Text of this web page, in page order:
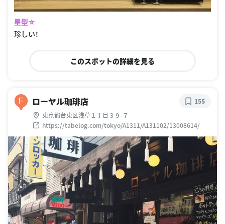
星型☆
珍しい！
このスポットの詳細を見る
F ローヤル珈琲店
東京都台東区浅草１丁目３９-７
https://tabelog.com/tokyo/A1311/A131102/13008614/
155